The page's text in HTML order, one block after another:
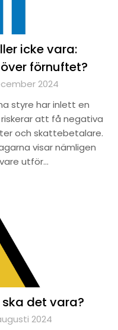
icke vara:
förnuftet?
2024
styre har inlett en
att få negativa
och skattebetalare.
visar nämligen
utför…
det vara?
2024